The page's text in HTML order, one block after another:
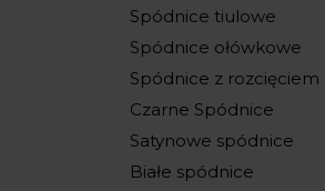
Spódnice tiulowe
Spódnice ołówkowe
Spódnice z rozcięciem
Czarne Spódnice
Satynowe spódnice
Białe spódnice